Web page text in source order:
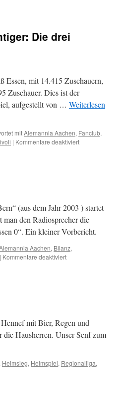
Die drei
Essen, mit 14.415 Zuschauern,
Zuschauer. Dies ist der
aufgestellt von … Weiterlesen
mitAlemannia Aachen, Fanclub,
| Kommentare deaktiviertfür
viel
wichtiger:
Die
drei
(aus dem Jahr 2003 ) startet
den Radiosprecher die
0“. Ein kleiner Vorbericht.
Aachen, Bilanz,
| Kommentare deaktiviertfür
mit Bier, Regen und
die Hausherren. Unser Senf zum
Heimsieg, Heimspiel, Regionalliga,